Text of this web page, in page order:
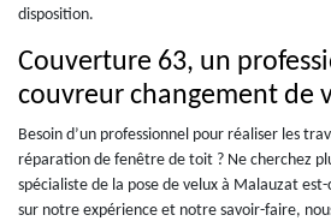
disposition.
Couverture 63, un
couvreur changement de
Besoin d’un professionnel pour réaliser les
réparation de fenêtre de toit ? Ne cherchez
spécialiste de la pose de velux à Malauzat
sur notre expérience et notre savoir-faire,